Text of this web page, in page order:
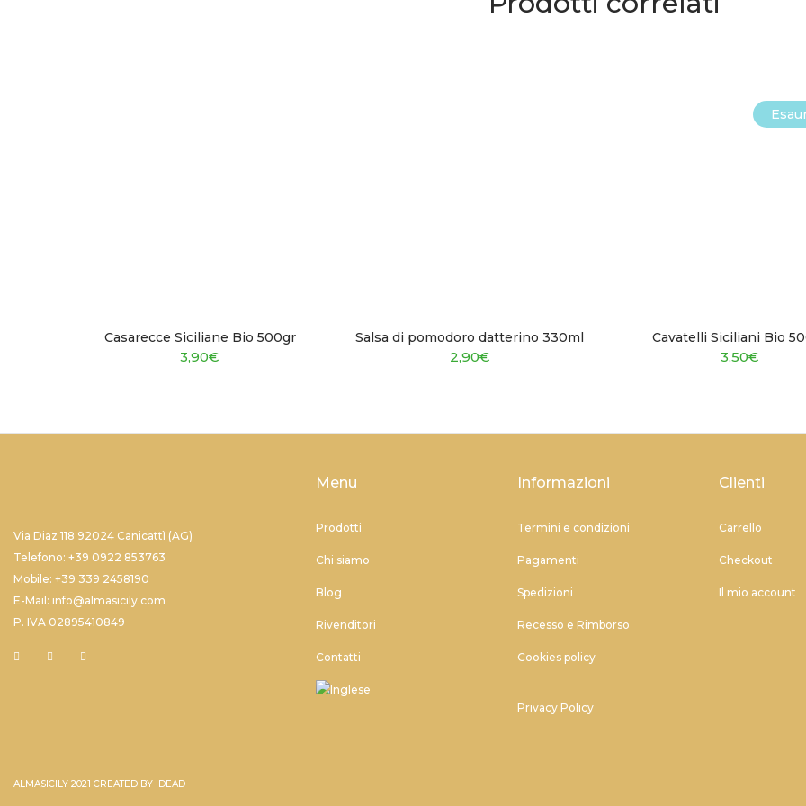
Casarecce Siciliane Bio 500gr
3,90€
Salsa di pomodoro datterino 330ml
2,90€
Cavatelli Siciliani Bio
3,50€
Via Diaz 118 92024 Canicattì (AG)
Telefono: +39 0922 853763
Mobile: +39 339 2458190
E-Mail: info@almasicily.com
P. IVA 02895410849
Menu
Prodotti
Chi siamo
Blog
Rivenditori
Contatti
Informazioni
Termini e condizioni
Pagamenti
Spedizioni
Recesso e Rimborso
Cookies policy
Privacy Policy
Clienti
Carrello
Checkout
Il mio account
ALMASICILY 2021 CREATED BY IDEAD